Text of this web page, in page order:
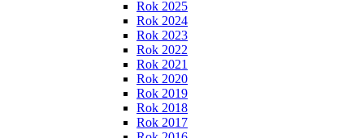
Rok 2025
Rok 2024
Rok 2023
Rok 2022
Rok 2021
Rok 2020
Rok 2019
Rok 2018
Rok 2017